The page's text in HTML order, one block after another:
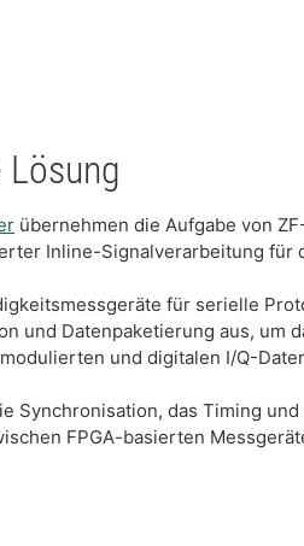
übernehmen die Aufgabe von
Inline-Signalverarbeitung für
für serielle
und Datenpaketierung aus, um
und digitalen I/Q-
Synchronisation, das Timing und
FPGA-basierten